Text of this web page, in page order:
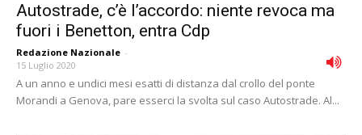
Autostrade, c’è l’accordo: niente revoca ma
fuori i Benetton, entra Cdp
Redazione Nazionale -
15 Luglio 2020
A un anno e undici mesi esatti di distanza dal crollo del ponte
Morandi a Genova, pare esserci la svolta sul caso Autostrade. Al...